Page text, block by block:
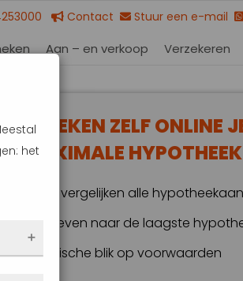
Contact Stuur een e-mail
Aan – en verkoop Verzekeren
BEREKEN ZELF ONLINE
MAXIMALE HYPOTHEEK
Wij vergelijken alle
Streven naar de laagste
Kritische blik op voorwaarden
het